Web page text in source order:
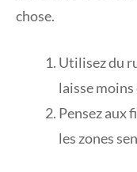
chose.
Utilisez du
laisse moins
Pensez aux
les zones